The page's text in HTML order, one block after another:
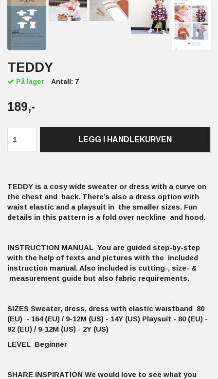
TEDDY
På lager Antall: 7
189,-
LEGG I HANDLEKURVEN
TEDDY is a cosy wide sweater or dress with a curve on
the chest and back. There’s also a dress option with
waist elastic and a playsuit in the smaller sizes. Fun
details in this pattern is a fold over neckline and hood.
INSTRUCTION MANUAL You are guided step-by-step
with the help of texts and pictures with the included
instruction manual. Also included is cutting-, size- &
measurement guide but also fabric requirements.
SIZES Sweater, dress, dress with elastic waistband 80
(EU) - 164 (EU) / 9-12M (US) - 14Y (US) Playsuit - 80 (EU) -
92 (EU) / 9-12M (US) - 2Y (US)
LEVEL Beginner
SHARE INSPIRATION We would love to see what you